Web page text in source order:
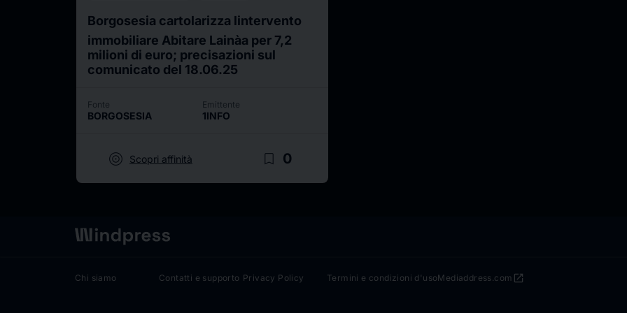
Borgosesia cartolarizza lintervento
immobiliare Abitare Lainàa per 7,2
milioni di euro; precisazioni sul
comunicato del 18.06.25
Fonte
BORGOSESIA
Emittente
1INFO
target Scopri affinità bookmark_border 0
Chi siamo Contatti e supporto Privacy Policy Termini e condizioni d'uso open_in_new
Mediaddress.com